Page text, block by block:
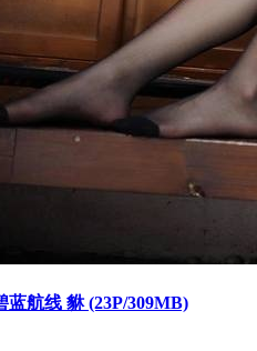
蓝航线 貅 (23P/309MB)